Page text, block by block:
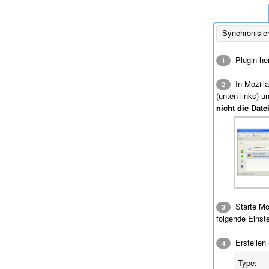
1 Plugin
2
In
(unten links)
nicht die
3
Starte
folgende
4
Erstellen
Type: